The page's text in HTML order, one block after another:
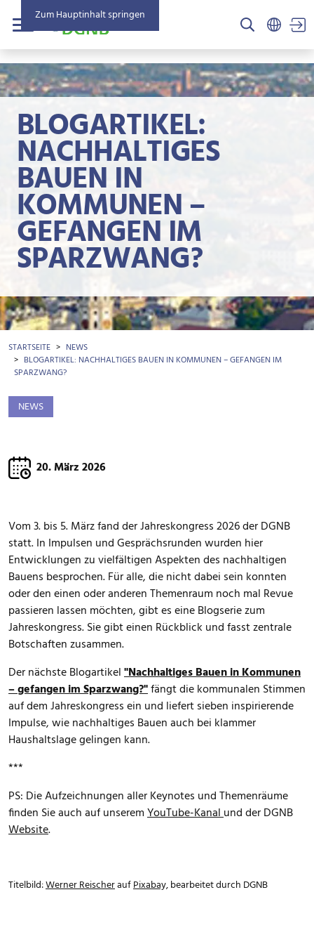
Zum Hauptinhalt springen
Menü
BLOGARTIKEL:
NACHHALTIGES
BAUEN IN
KOMMUNEN –
GEFANGEN IM
SPARZWANG?
BROTKRÜMEL
STARTSEITE
NEWS
BLOGARTIKEL: NACHHALTIGES BAUEN IN KOMMUNEN – GEFANGEN IM
SPARZWANG?
NEWS
20. März 2026
Vom 3. bis 5. März fand der Jahreskongress 2026 der DGNB
statt. In Impulsen und Gesprächsrunden wurden hier
Entwicklungen zu vielfältigen Aspekten des nachhaltigen
Bauens besprochen. Für alle, die nicht dabei sein konnten
oder den einen oder anderen Themenraum noch mal Revue
passieren lassen möchten, gibt es eine Blogserie zum
Jahreskongress. Sie gibt einen Rückblick und fasst zentrale
Botschaften zusammen.
Der nächste Blogartikel"Nachhaltiges Bauen in Kommunen
– gefangen im Sparzwang?"fängt die kommunalen Stimmen
auf dem Jahreskongress ein und liefert sieben inspirierende
Impulse, wie nachhaltiges Bauen auch bei klammer
Haushaltslage gelingen kann.
***
PS: Die Aufzeichnungen aller Keynotes und Themenräume
finden Sie auch auf unseremYouTube-Kanalund der DGNB
Website.
Titelbild:Werner ReischeraufPixabay,bearbeitet durch DGNB